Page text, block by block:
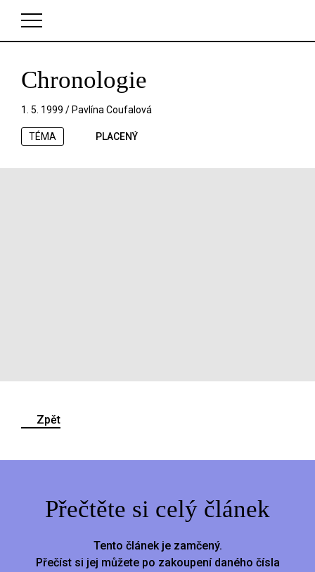
V košíku zatím nemáte žádné položky.
Chronologie
1. 5. 1999 / Pavlína Coufalová
TÉMA PLACENÝ
Zpět
Přečtěte si celý článek
Tento článek je zamčený.
Přečíst si jej můžete po zakoupení daného čísla